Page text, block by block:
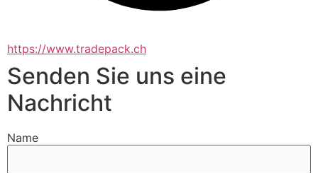
https://www.tradepack.ch
Senden Sie uns eine
Nachricht
Name